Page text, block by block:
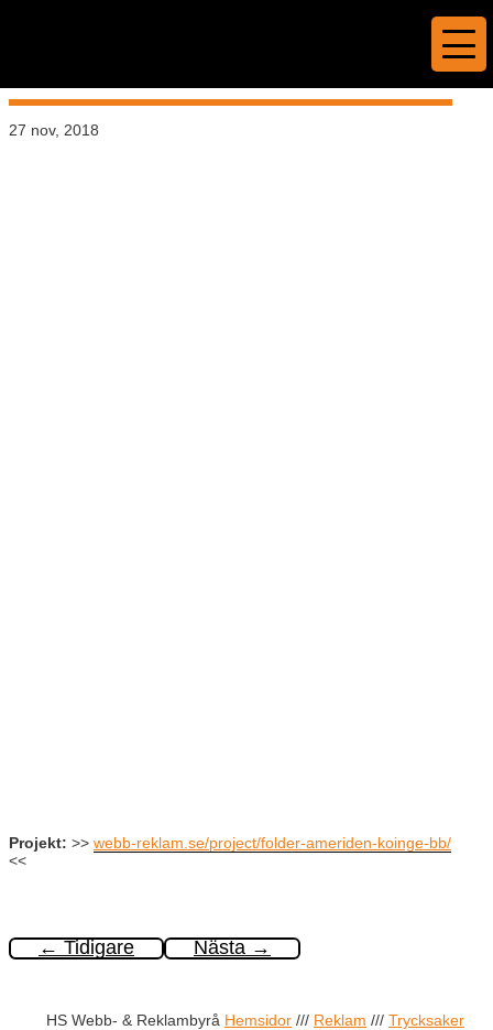
27 nov, 2018
Projekt: >> webb-reklam.se/project/folder-ameriden-koinge-bb/
<<
← Tidigare Nästa →
HS Webb- & Reklambyrå Hemsidor /// Reklam /// Trycksaker